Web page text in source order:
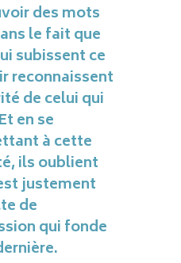
des mots
le fait que
subissent ce
reconnaissent
de celui qui
en se
à cette
ils oublient
justement
de
qui fonde